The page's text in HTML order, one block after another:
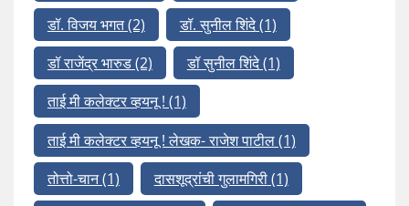
डॉ. विजय भगत(2) डॉ. सुनील शिंदे(1)
डॉ राजेंद्र भारुड(2) डॉ सुनील शिंदे(1)
ताई मी कलेक्टर व्हयनू ! (1)
ताई मी कलेक्टर व्हयनू ! लेखक- राजेश पाटील(1)
तोत्तो-चान(1) दासशूद्रांची गुलामगिरी(1)